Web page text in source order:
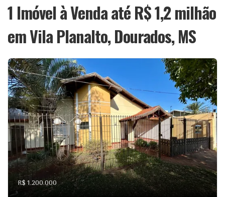
1 Imóvel à Venda até R$ 1,2 milhão
em Vila Planalto, Dourados, MS
R$ 1.200.000